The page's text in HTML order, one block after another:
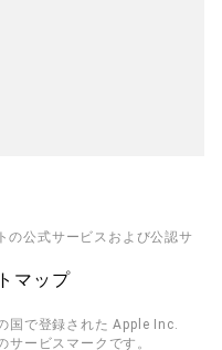
の公式サービスおよび公認サ
マップ
国で登録された Apple Inc.
ービスマークです。